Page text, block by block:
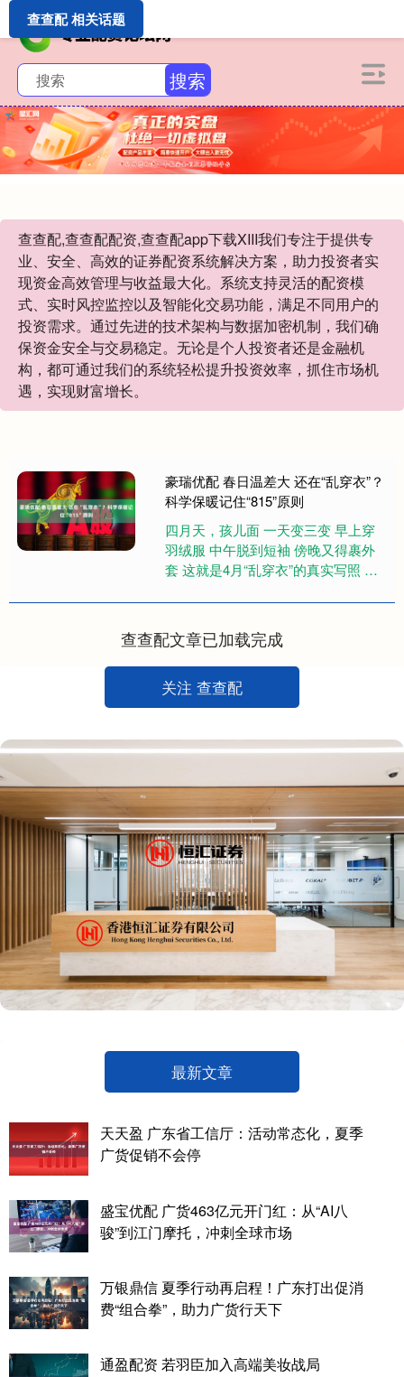
搜索
查查配,查查配配资,查查配app下载XIII‌我们专注于提供专
业、安全、高效的证券配资系统解决方案，助力投资者实
现资金高效管理与收益最大化。系统支持灵活的配资模
式、实时风控监控以及智能化交易功能，满足不同用户的
投资需求。通过先进的技术架构与数据加密机制，我们确
保资金安全与交易稳定。无论是个人投资者还是金融机
构，都可通过我们的系统轻松提升投资效率，抓住市场机
遇，实现财富增长。
查查配 相关话题
豪瑞优配 春日温差大 还在“乱穿衣”？
科学保暖记住“815”原则
四月天，孩儿面 一天变三变 早上穿
羽绒服 中午脱到短袖 傍晚又得裹外
套 这就是4月“乱穿衣”的真实写照 △4
17~21℃，夜间最低....
查查配文章已加载完成
关注 查查配
最新文章
天天盈 广东省工信厅：活动常态化，夏季
广货促销不会停
盛宝优配 广货463亿元开门红：从“AI八
骏”到江门摩托，冲刺全球市场
万银鼎信 夏季行动再启程！广东打出促消
费“组合拳”，助力广货行天下
通盈配资 若羽臣加入高端美妆战局